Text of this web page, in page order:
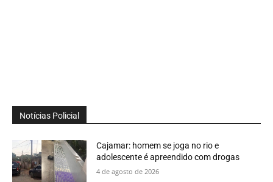
Notícias Policial
Cajamar: homem se joga no rio e
adolescente é apreendido com drogas
4 de agosto de 2026